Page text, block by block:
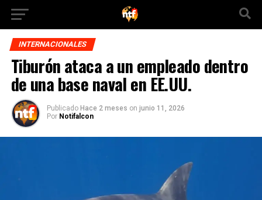
INTERNACIONALES
Tiburón ataca a un empleado dentro
de una base naval en EE.UU.
Publicado Hace 2 meses on junio 11, 2026
Por Notifalcon